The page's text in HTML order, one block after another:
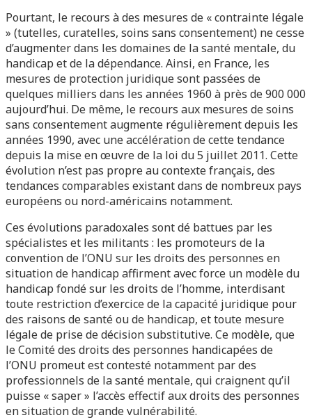
Pourtant, le recours à des mesures de « contrainte légale
» (tutelles, curatelles, soins sans consentement) ne cesse
d’augmenter dans les domaines de la santé mentale, du
handicap et de la dépendance. Ainsi, en France, les
mesures de protection juridique sont passées de
quelques milliers dans les années 1960 à près de 900 000
aujourd’hui. De même, le recours aux mesures de soins
sans consentement augmente régulièrement depuis les
années 1990, avec une accélération de cette tendance
depuis la mise en œuvre de la loi du 5 juillet 2011. Cette
évolution n’est pas propre au contexte français, des
tendances comparables existant dans de nombreux pays
européens ou nord-américains notamment.
Ces évolutions paradoxales sont dé battues par les
spécialistes et les militants : les promoteurs de la
convention de l’ONU sur les droits des personnes en
situation de handicap affirment avec force un modèle du
handicap fondé sur les droits de l’homme, interdisant
toute restriction d’exercice de la capacité juridique pour
des raisons de santé ou de handicap, et toute mesure
légale de prise de décision substitutive. Ce modèle, que
le Comité des droits des personnes handicapées de
l’ONU promeut est contesté notamment par des
professionnels de la santé mentale, qui craignent qu’il
puisse « saper » l’accès effectif aux droits des personnes
en situation de grande vulnérabilité.